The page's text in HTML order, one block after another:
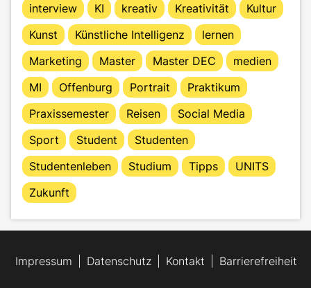
interview
KI kreativ Kreativität
Kultur
Kunst
Künstliche Intelligenz
lernen
Marketing
Master Master DEC
medien
MI
Offenburg Portrait
Praktikum
Praxissemester
Reisen
Social Media
Sport
Student
Studenten
Studentenleben
Studium Tipps
UNITS
Zukunft
Impressum Datenschutz Kontakt Barrierefreiheit